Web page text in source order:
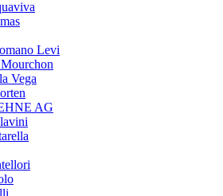
Levi
Vega
AG